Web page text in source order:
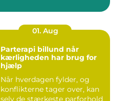
01. Aug
Parterapi billund når
kærligheden har brug for
hjælp
Når hverdagen fylder, og
konflikterne tager over, kan
selv de stærkeste parforhold